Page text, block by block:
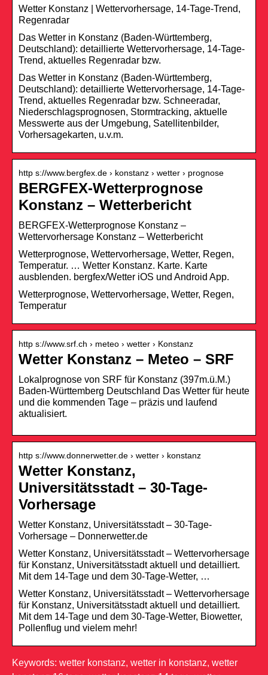
Wetter Konstanz | Wettervorhersage, 14-Tage-Trend,
Regenradar
Das Wetter in Konstanz (Baden-Württemberg,
Deutschland): detaillierte Wettervorhersage, 14-Tage-
Trend, aktuelles Regenradar bzw.
Das Wetter in Konstanz (Baden-Württemberg,
Deutschland): detaillierte Wettervorhersage, 14-Tage-
Trend, aktuelles Regenradar bzw. Schneeradar,
Niederschlagsprognosen, Stormtracking, aktuelle
Messwerte aus der Umgebung, Satellitenbilder,
Vorhersagekarten, u.v.m.
http s://www.bergfex.de › konstanz › wetter › prognose
BERGFEX-Wetterprognose
Konstanz – Wetterbericht
BERGFEX-Wetterprognose Konstanz –
Wettervorhersage Konstanz – Wetterbericht
Wetterprognose, Wettervorhersage, Wetter, Regen,
Temperatur. … Wetter Konstanz. Karte. Karte
ausblenden. bergfex/Wetter iOS und Android App.
Wetterprognose, Wettervorhersage, Wetter, Regen,
Temperatur
http s://www.srf.ch › meteo › wetter › Konstanz
Wetter Konstanz – Meteo – SRF
Lokalprognose von SRF für Konstanz (397m.ü.M.)
Baden-Württemberg Deutschland Das Wetter für heute
und die kommenden Tage – präzis und laufend
aktualisiert.
http s://www.donnerwetter.de › wetter › konstanz
Wetter Konstanz,
Universitätsstadt – 30-Tage-
Vorhersage
Wetter Konstanz, Universitätsstadt – 30-Tage-
Vorhersage – Donnerwetter.de
Wetter Konstanz, Universitätsstadt – Wettervorhersage
für Konstanz, Universitätsstadt aktuell und detailliert.
Mit dem 14-Tage und dem 30-Tage-Wetter, …
Wetter Konstanz, Universitätsstadt – Wettervorhersage
für Konstanz, Universitätsstadt aktuell und detailliert.
Mit dem 14-Tage und dem 30-Tage-Wetter, Biowetter,
Pollenflug und vielem mehr!
Keywords: wetter konstanz, wetter in konstanz, wetter